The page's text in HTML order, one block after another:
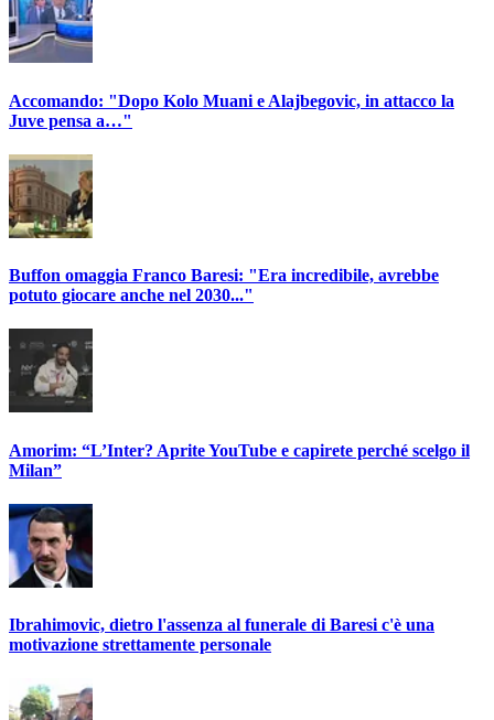
Accomando: "Dopo Kolo Muani e Alajbegovic, in attacco la
Juve pensa a…"
Buffon omaggia Franco Baresi: "Era incredibile, avrebbe
potuto giocare anche nel 2030..."
Amorim: “L’Inter? Aprite YouTube e capirete perché scelgo il
Milan”
Ibrahimovic, dietro l'assenza al funerale di Baresi c'è una
motivazione strettamente personale